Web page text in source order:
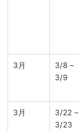
3月
3/8 –
3/9
3月
3/22 –
3/23